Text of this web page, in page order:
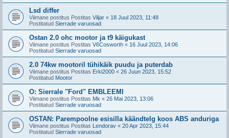
Lsd differ
Viimane postitus Postitas Viljar « 18 Juul 2023, 11:48
Postitatud Sierrade varuosad
Ostan 2.0 ohc mootor ja t9 käigukast
Viimane postitus Postitas V6Cosworth « 16 Juul 2023, 14:06
Postitatud Sierrade varuosad
2.0 74kw mootoril tühikäik puudu ja puterdab
Viimane postitus Postitas Erki2000 « 26 Juun 2023, 15:52
Postitatud Mootor
O: Sierrale "Ford" EMBLEEMI
Viimane postitus Postitas Mk « 26 Mai 2023, 13:06
Postitatud Sierrade varuosad
OSTAN: Parempoolne esisilla käändtelg koos ABS anduriga
Viimane postitus Postitas Lendorav « 20 Apr 2023, 15:44
Postitatud Sierrade varuosad